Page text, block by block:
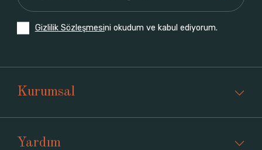
Gizlilik Sözleşmesini okudum ve kabul ediyorum.
Kurumsal
Yardım